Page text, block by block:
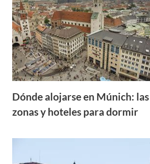
Dónde alojarse en Múnich:
zonas y hoteles para dormir